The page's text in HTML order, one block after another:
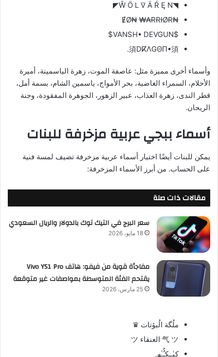
◥Ŵ Ö L V̀ Ä Ŕ Ę N◤
₦ɆØ₦ ₩₳ɌɌƗØɌ
$VANSH• DEVGUN$
須DⴽΛGΘΠ•須.
وأسماء أخرى مميزة مثل: عاصفة الموت، زهرة الياسمينة، أميرة
الأحلام، السمراء الغاضبة، بحر الأمواج، ياسمين الشام، بسمة أمل،
قطر الندى، زهرة العذاب، عبير الزهور، الجوهرة المفقودة، وجنة
الريحان.
أسماء ببجي عربية مزخرفة للبنات
يمكن للبنات أيضًا اختيار أسماء عربية مزخرفة تضيف لمسة فنية
على الحساب. من أبرز الأسماء المزخرفة:
مقالات ذات صلة
سعر البرج في التيك توك بالدولار والريال السعودي
18 مايو، 2026
مفاجأة قوية من فيفو: هاتف Vivo Y51 Pro
يقتحم الفئة المتوسطة بمواصفات غير متوقعة
25 مارس، 2026
ملُگة الُبۆتات ♛
气 ツ العنقاء ツ
كيٰــكـُُـٰهہ